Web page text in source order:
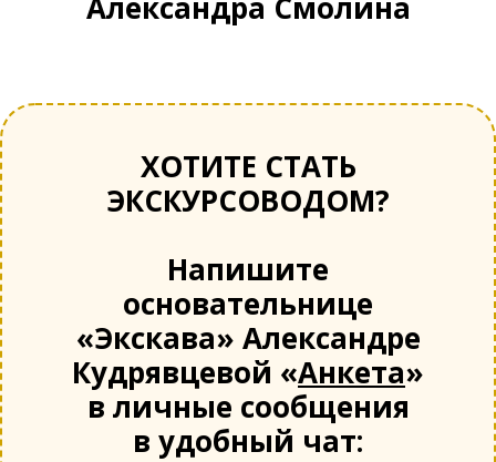
ХОТИТЕ СТАТЬ
ЭКСКУРСОВОДОМ?
Напишите
основательнице
«Экскава» Александре
Кудрявцевой «Анкета»
в личные сообщения
в удобный чат: